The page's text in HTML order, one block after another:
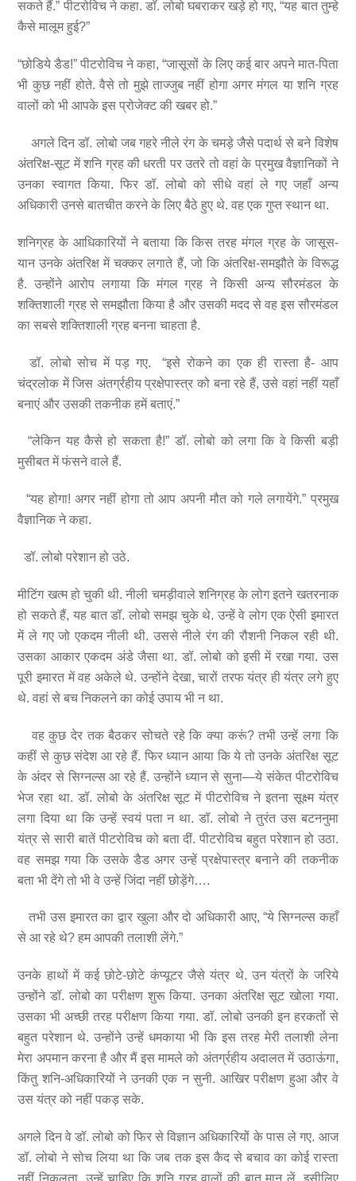
सकते हैं.” पीटरोविच ने कहा. डॉ. लोबो घबराकर खड़े हो गए, “यह बात तुम्हे
कैसे मालूम हुई?”
“छोडिये डैड!” पीटरोविच ने कहा, “जासूसों के लिए कई बार अपने मात-पिता
भी कुछ नहीं होते. वैसे तो मुझे ताज्जुब नहीं होगा अगर मंगल या शनि ग्रह
वालों को भी आपके इस प्रोजेक्ट की खबर हो.”
अगले दिन डॉ. लोबो जब गहरे नीले रंग के चमड़े जैसे पदार्थ से बने विशेष
अंतरिक्ष-सूट में शनि ग्रह की धरती पर उतरे तो वहां के प्रमुख वैज्ञानिकों ने
उनका स्वागत किया. फिर डॉ. लोबो को सीधे वहां ले गए जहाँ अन्य
अधिकारी उनसे बातचीत करने के लिए बैठे हुए थे. वह एक गुप्त स्थान था.
शनिग्रह के आधिकारियों ने बताया कि किस तरह मंगल ग्रह के जासूस-
यान उनके अंतरिक्ष में चक्कर लगाते हैं, जो कि अंतरिक्ष-समझौते के विरूद्ध
है. उन्होंने आरोप लगाया कि मंगल ग्रह ने किसी अन्य सौरमंडल के
शक्तिशाली ग्रह से समझौता किया है और उसकी मदद से वह इस सौरमंडल
का सबसे शक्तिशाली ग्रह बनना चाहता है.
डॉ. लोबो सोच में पड़ गए. “इसे रोकने का एक ही रास्ता है- आप
चंद्रलोक में जिस अंतर्ग्रहीय प्रक्षेपास्त्र को बना रहे हैं, उसे वहां नहीं यहाँ
बनाएं और उसकी तकनीक हमें बताएं.”
“लेकिन यह कैसे हो सकता है!” डॉ. लोबो को लगा कि वे किसी बड़ी
मुसीबत में फंसने वाले हैं.
“यह होगा! अगर नहीं होगा तो आप अपनी मौत को गले लगायेंगे.” प्रमुख
वैज्ञानिक ने कहा.
डॉ. लोबो परेशान हो उठे.
मीटिंग खत्म हो चुकी थी. नीली चमड़ीवाले शनिग्रह के लोग इतने खतरनाक
हो सकते हैं, यह बात डॉ. लोबो समझ चुके थे. उन्हें वे लोग एक ऐसी इमारत
में ले गए जो एकदम नीली थी. उससे नीले रंग की रौशनी निकल रही थी.
उसका आकार एकदम अंडे जैसा था. डॉ. लोबो को इसी में रखा गया. उस
पूरी इमारत में वह अकेले थे. उन्होंने देखा, चारों तरफ यंत्र ही यंत्र लगे हुए
थे. वहां से बच निकलने का कोई उपाय भी न था.
वह कुछ देर तक बैठकर सोचते रहे कि क्या करूं? तभी उन्हें लगा कि
कहीं से कुछ संदेश आ रहे हैं. फिर ध्यान आया कि ये तो उनके अंतरिक्ष सूट
के अंदर से सिग्नल्स आ रहे हैं. उन्होंने ध्यान से सुना—ये संकेत पीटरोविच
भेज रहा था. डॉ. लोबो के अंतरिक्ष सूट में पीटरोविच ने इतना सूक्ष्म यंत्र
लगा दिया था कि उन्हें स्वयं पता न था. डॉ. लोबो ने तुरंत उस बटननुमा
यंत्र से सारी बातें पीटरोविच को बता दीं. पीटरोविच बहुत परेशान हो उठा.
वह समझ गया कि उसके डैड अगर उन्हें प्रक्षेपास्त्र बनाने की तकनीक
बता भी देंगे तो भी वे उन्हें जिंदा नहीं छोड़ेंगे….
तभी उस इमारत का द्वार खुला और दो अधिकारी आए, “ये सिग्नल्स कहाँ
से आ रहे थे? हम आपकी तलाशी लेंगे.”
उनके हाथों में कई छोटे-छोटे कंप्यूटर जैसे यंत्र थे. उन यंत्रों के जरिये
उन्होंने डॉ. लोबो का परीक्षण शुरू किया. उनका अंतरिक्ष सूट खोला गया.
उसका भी अच्छी तरह परीक्षण किया गया. डॉ. लोबो उनकी इन हरकतों से
बहुत परेशान थे. उन्होंने उन्हें धमकाया भी कि इस तरह मेरी तलाशी लेना
मेरा अपमान करना है और मैं इस मामले को अंतर्ग्रहीय अदालत में उठाऊंगा,
किंतु शनि-अधिकारियों ने उनकी एक न सुनी. आखिर परीक्षण हुआ और वे
उस यंत्र को नहीं पकड़ सके.
अगले दिन वे डॉ. लोबो को फिर से विज्ञान अधिकारियों के पास ले गए. आज
डॉ. लोबो ने सोच लिया था कि जब तक इस कैद से बचाव का कोई रास्ता
नहीं निकलता, उन्हें चाहिए कि शनि ग्रह वालों की बात मान लें. इसीलिए